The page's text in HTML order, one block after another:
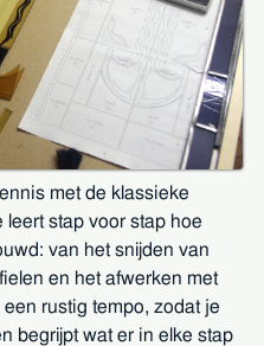
met de klassieke
stap voor stap hoe
van het snijden van
en het afwerken met
rustig tempo, zodat je
begrijpt wat er in elke stap